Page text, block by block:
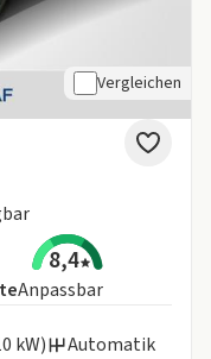
Vergleichen
8,4
Anpassbar
kW)
Automatik